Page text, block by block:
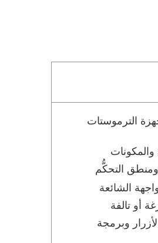
الترموستات
التحكُّم
الشائعة
أو تالفة
وبرمجة